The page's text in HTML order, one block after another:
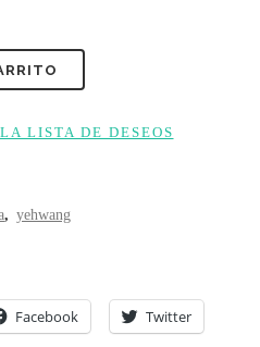
LISTA DE DESEOS
, yehwang
Facebook Twitter